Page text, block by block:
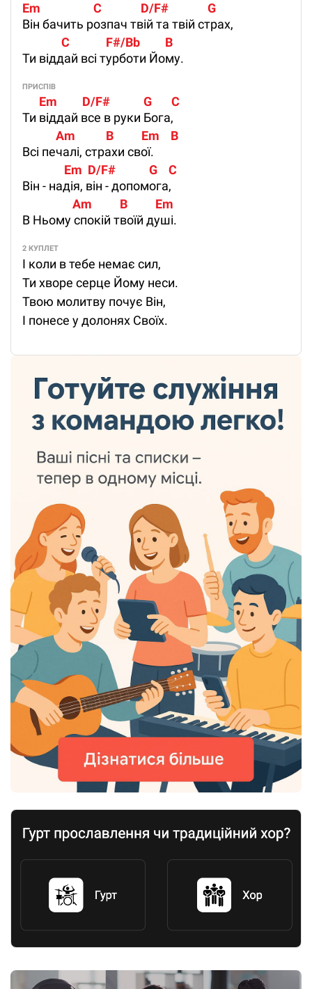
Em                   C              D/F#              G
Він бачить розпач твій та твій страх,
              C             F#/Bb         B
Ти віддай всі турботи Йому.
ПРИСПІВ
      Em         D/F#            G       C
Ти віддай все в руки Бога,
            Am           B          Em    B
Всі печалі, страхи свої.
               Em  D/F#            G    C
Він - надія, він - допомога,
                  Am          B          Em
В Ньому спокій твоїй душі.
2 КУПЛЕТ
І коли в тебе немає сил,
Ти хворе серце Йому неси.
Твою молитву почує Він,
І понесе у долонях Своїх.